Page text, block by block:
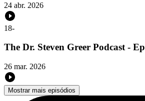
24 abr. 2026
18-
The Dr. Steven Greer Podcast -
26 mar. 2026
Mostrar mais episódios